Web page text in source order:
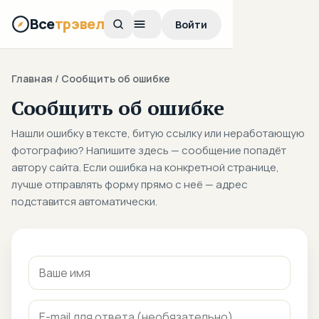
Всетрэвел Войти
Главная / Сообщить об ошибке
Сообщить об ошибке
Нашли ошибку в тексте, битую ссылку или неработающую
фотографию? Напишите здесь — сообщение попадёт
автору сайта. Если ошибка на конкретной странице,
лучше отправлять форму прямо с неё — адрес
подставится автоматически.